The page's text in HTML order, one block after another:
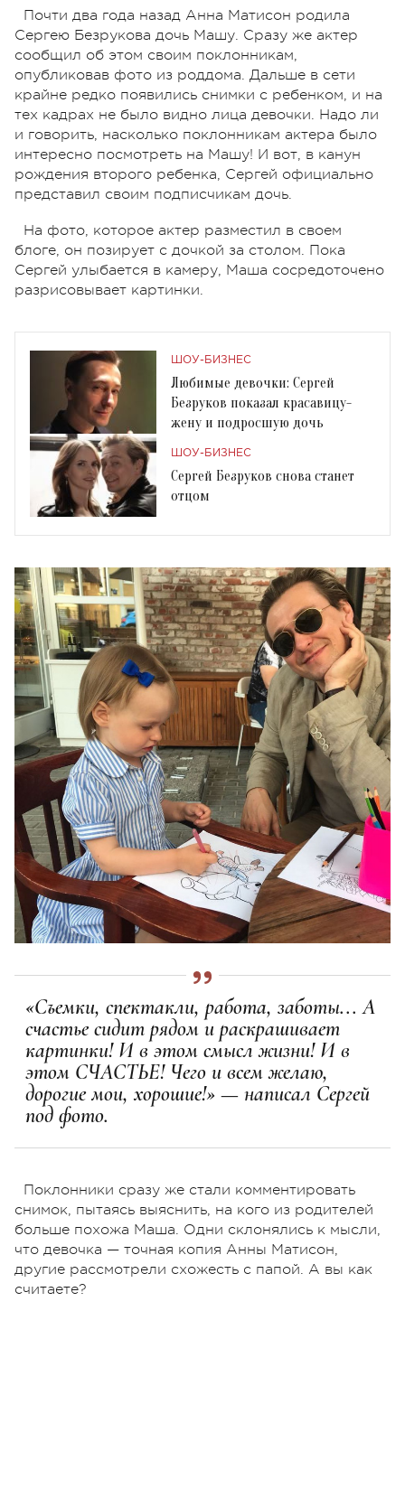
Почти два года назад Анна Матисон родила
Сергею Безрукова дочь Машу. Сразу же актер
сообщил об этом своим поклонникам,
опубликовав фото из роддома. Дальше в сети
крайне редко появились снимки с ребенком, и на
тех кадрах не было видно лица девочки. Надо ли
и говорить, насколько поклонникам актера было
интересно посмотреть на Машу! И вот, в канун
рождения второго ребенка, Сергей официально
представил своим подписчикам дочь.
На фото, которое актер разместил в своем
блоге, он позирует с дочкой за столом. Пока
Сергей улыбается в камеру, Маша сосредоточено
разрисовывает картинки.
ШОУ-БИЗНЕС
Любимые девочки: Сергей
Безруков показал красавицу-
жену и подросшую дочь
ШОУ-БИЗНЕС
Сергей Безруков снова станет
отцом
«Съемки, спектакли, работа, заботы... А
счастье сидит рядом и раскрашивает
картинки! И в этом смысл жизни! И в
этом СЧАСТЬЕ! Чего и всем желаю,
дорогие мои, хорошие!» — написал Сергей
под фото.
Поклонники сразу же стали комментировать
снимок, пытаясь выяснить, на кого из родителей
больше похожа Маша. Одни склонялись к мысли,
что девочка — точная копия Анны Матисон,
другие рассмотрели схожесть с папой. А вы как
считаете?